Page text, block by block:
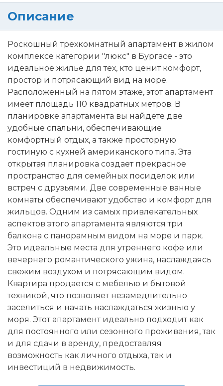
Описание
Роскошный трехкомнатный апартамент в жилом
комплексе категории "люкс" в Бургасе - это
идеальное жилье для тех, кто ценит комфорт,
простор и потрясающий вид на море.
Расположенный на пятом этаже, этот апартамент
имеет площадь 110 квадратных метров. В
планировке апартамента вы найдете две
удобные спальни, обеспечивающие
комфортный отдых, а также просторную
гостиную с кухней американского типа. Эта
открытая планировка создает прекрасное
пространство для семейных посиделок или
встреч с друзьями. Две современные ванные
комнаты обеспечивают удобство и комфорт для
жильцов. Одним из самых привлекательных
аспектов этого апартамента являются три
балкона с панорамным видом на море и парк.
Это идеальные места для утреннего кофе или
вечернего романтического ужина, наслаждаясь
свежим воздухом и потрясающим видом.
Квартира продается с мебелью и бытовой
техникой, что позволяет незамедлительно
заселиться и начать наслаждаться жизнью у
моря. Этот апартамент идеально подходит как
для постоянного или сезонного проживания, так
и для сдачи в аренду, предоставляя
возможность как личного отдыха, так и
инвестиций в недвижимость.